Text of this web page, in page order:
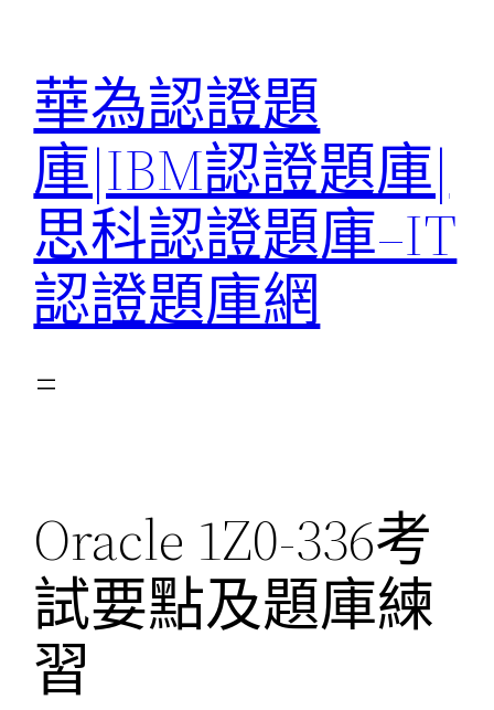
華為認證題
庫|IBM認證題庫|
思科認證題庫–IT
認證題庫網
Oracle 1Z0-336考
試要點及題庫練
習